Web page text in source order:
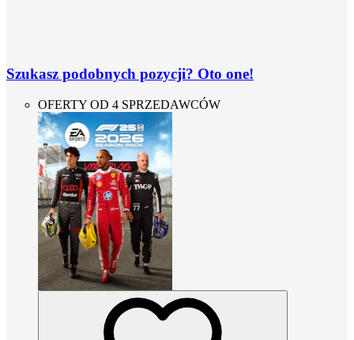
Szukasz podobnych pozycji? Oto one!
OFERTY OD 4 SPRZEDAWCÓW